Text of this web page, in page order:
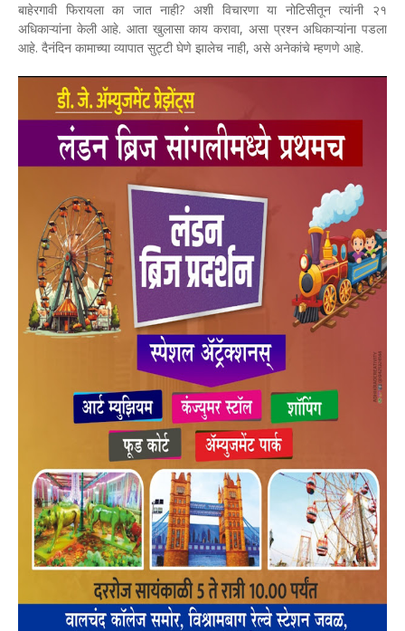
बाहेरगावी फिरायला का जात नाही? अशी विचारणा या नोटिसीतून त्यांनी २१
अधिकाऱ्यांना केली आहे. आता खुलासा काय करावा, असा प्रश्न अधिकाऱ्यांना पडला
आहे. दैनंदिन कामाच्या व्यापात सुट्टी घेणे झालेच नाही, असे अनेकांचे म्हणणे आहे.